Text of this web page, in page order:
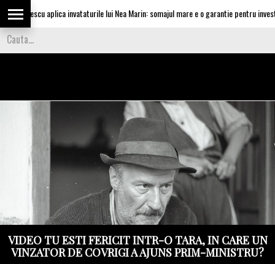
aplica invataturile lui Nea Marin: somajul mare e o garantie pentru investitori
VIDEO TU ESTI FERICIT INTR-O TARA, IN CARE UN
VINZATOR DE COVRIGI A AJUNS PRIM-MINISTRU?